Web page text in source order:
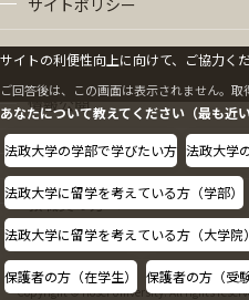
サイトポリシー
プライバシーポリシー
情報公開
採用情報
教職員の方へ
Copyright © Hosei University. All rights
サイトの利便性向上に向けて、ご協力くだ
ご回答後は、この画面は表示されません。取
あなたについて教えてください（最も近
法政大学の学部で学びたい方 法政大学
法政大学に留学を考えている方（学部）
法政大学に留学を考えている方（大学院）
保護者の方（在学生） 保護者の方（受験